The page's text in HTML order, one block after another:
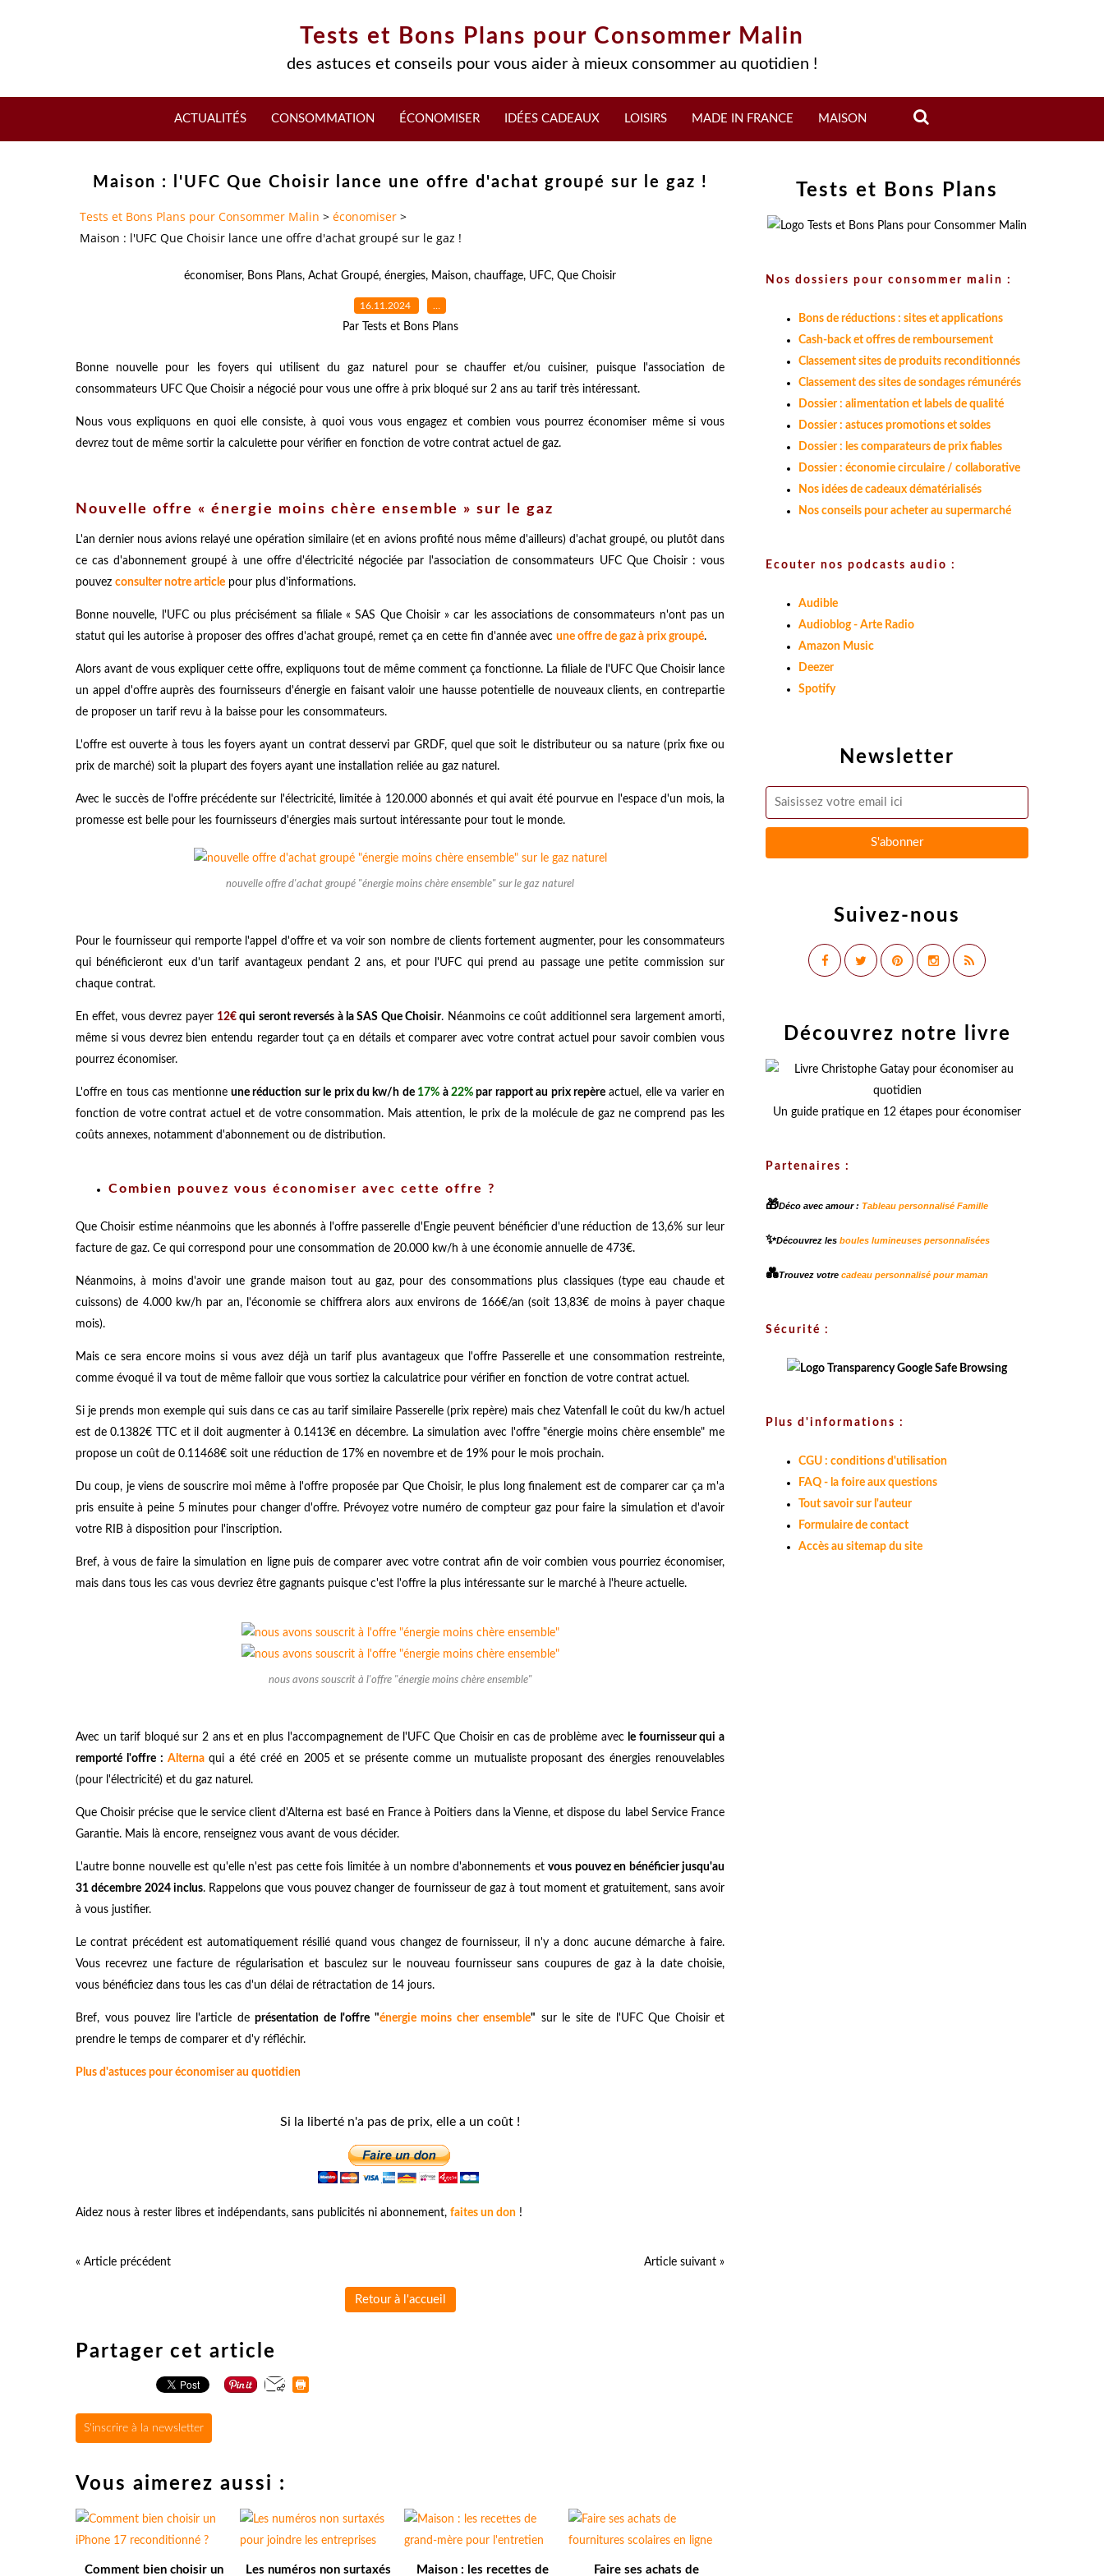
Tests et Bons Plans pour Consommer Malin
des astuces et conseils pour vous aider à mieux consommer au quotidien !
ACTUALITÉS CONSOMMATION ÉCONOMISER IDÉES CADEAUX LOISIRS MADE IN FRANCE MAISON
Maison : l'UFC Que Choisir lance une offre d'achat groupé sur le gaz !
Tests et Bons Plans pour Consommer Malin > économiser >
Maison : l'UFC Que Choisir lance une offre d'achat groupé sur le gaz !
économiser, Bons Plans, Achat Groupé, énergies, Maison, chauffage, UFC, Que Choisir
16.11.2024 …
Par Tests et Bons Plans
Bonne nouvelle pour les foyers qui utilisent du gaz naturel pour se chauffer et/ou cuisiner, puisque l'association de
consommateurs UFC Que Choisir a négocié pour vous une offre à prix bloqué sur 2 ans au tarif très intéressant.
Nous vous expliquons en quoi elle consiste, à quoi vous vous engagez et combien vous pourrez économiser même si vous
devrez tout de même sortir la calculette pour vérifier en fonction de votre contrat actuel de gaz.
Nouvelle offre « énergie moins chère ensemble » sur le gaz
L'an dernier nous avions relayé une opération similaire (et en avions profité nous même d'ailleurs) d'achat groupé, ou plutôt dans
ce cas d'abonnement groupé à une offre d'électricité négociée par l'association de consommateurs UFC Que Choisir : vous
pouvez consulter notre article pour plus d'informations.
Bonne nouvelle, l'UFC ou plus précisément sa filiale « SAS Que Choisir » car les associations de consommateurs n'ont pas un
statut qui les autorise à proposer des offres d'achat groupé, remet ça en cette fin d'année avec une offre de gaz à prix groupé.
Alors avant de vous expliquer cette offre, expliquons tout de même comment ça fonctionne. La filiale de l'UFC Que Choisir lance
un appel d'offre auprès des fournisseurs d'énergie en faisant valoir une hausse potentielle de nouveaux clients, en contrepartie
de proposer un tarif revu à la baisse pour les consommateurs.
L'offre est ouverte à tous les foyers ayant un contrat desservi par GRDF, quel que soit le distributeur ou sa nature (prix fixe ou
prix de marché) soit la plupart des foyers ayant une installation reliée au gaz naturel.
Avec le succès de l'offre précédente sur l'électricité, limitée à 120.000 abonnés et qui avait été pourvue en l'espace d'un mois, la
promesse est belle pour les fournisseurs d'énergies mais surtout intéressante pour tout le monde.
nouvelle offre d'achat groupé "énergie moins chère ensemble" sur le gaz naturel
Pour le fournisseur qui remporte l'appel d'offre et va voir son nombre de clients fortement augmenter, pour les consommateurs
qui bénéficieront eux d'un tarif avantageux pendant 2 ans, et pour l'UFC qui prend au passage une petite commission sur
chaque contrat.
En effet, vous devrez payer 12€ qui seront reversés à la SAS Que Choisir. Néanmoins ce coût additionnel sera largement amorti,
même si vous devrez bien entendu regarder tout ça en détails et comparer avec votre contrat actuel pour savoir combien vous
pourrez économiser.
L'offre en tous cas mentionne une réduction sur le prix du kw/h de 17% à22% par rapport au prix repère actuel, elle va varier en
fonction de votre contrat actuel et de votre consommation. Mais attention, le prix de la molécule de gaz ne comprend pas les
coûts annexes, notamment d'abonnement ou de distribution.
Combien pouvez vous économiser avec cette offre ?
Que Choisir estime néanmoins que les abonnés à l'offre passerelle d'Engie peuvent bénéficier d'une réduction de 13,6% sur leur
facture de gaz. Ce qui correspond pour une consommation de 20.000 kw/h à une économie annuelle de 473€.
Néanmoins, à moins d'avoir une grande maison tout au gaz, pour des consommations plus classiques (type eau chaude et
cuissons) de 4.000 kw/h par an, l'économie se chiffrera alors aux environs de 166€/an (soit 13,83€ de moins à payer chaque
mois).
Mais ce sera encore moins si vous avez déjà un tarif plus avantageux que l'offre Passerelle et une consommation restreinte,
comme évoqué il va tout de même falloir que vous sortiez la calculatrice pour vérifier en fonction de votre contrat actuel.
Si je prends mon exemple qui suis dans ce cas au tarif similaire Passerelle (prix repère) mais chez Vatenfall le coût du kw/h actuel
est de 0.1382€ TTC et il doit augmenter à 0.1413€ en décembre. La simulation avec l'offre "énergie moins chère ensemble" me
propose un coût de 0.11468€ soit une réduction de 17% en novembre et de 19% pour le mois prochain.
Du coup, je viens de souscrire moi même à l'offre proposée par Que Choisir, le plus long finalement est de comparer car ça m'a
pris ensuite à peine 5 minutes pour changer d'offre. Prévoyez votre numéro de compteur gaz pour faire la simulation et d'avoir
votre RIB à disposition pour l'inscription.
Bref, à vous de faire la simulation en ligne puis de comparer avec votre contrat afin de voir combien vous pourriez économiser,
mais dans tous les cas vous devriez être gagnants puisque c'est l'offre la plus intéressante sur le marché à l'heure actuelle.
nous avons souscrit à l'offre "énergie moins chère ensemble"
Avec un tarif bloqué sur 2 ans et en plus l'accompagnement de l'UFC Que Choisir en cas de problème avec le fournisseur qui a
remporté l'offre : Alternaqui a été créé en 2005 et se présente comme un mutualiste proposant des énergies renouvelables
(pour l'électricité) et du gaz naturel.
Que Choisir précise que le service client d'Alterna est basé en France à Poitiers dans la Vienne, et dispose du label Service France
Garantie. Mais là encore, renseignez vous avant de vous décider.
L'autre bonne nouvelle est qu'elle n'est pas cette fois limitée à un nombre d'abonnements etvous pouvez en bénéficier jusqu'au
31 décembre 2024 inclus. Rappelons que vous pouvez changer de fournisseur de gaz à tout moment et gratuitement, sans avoir
à vous justifier.
Le contrat précédent est automatiquement résilié quand vous changez de fournisseur, il n'y a donc aucune démarche à faire.
Vous recevrez une facture de régularisation et basculez sur le nouveau fournisseur sans coupures de gaz à la date choisie,
vous bénéficiez dans tous les cas d'un délai de rétractation de 14 jours.
Bref, vous pouvez lire l'article de présentation de l'offre "énergie moins cher ensemble" sur le site de l'UFC Que Choisir et
prendre le temps de comparer et d'y réfléchir.
Plus d'astuces pour économiser au quotidien
Si la liberté n'a pas de prix, elle a un coût !
Aidez nous à rester libres et indépendants, sans publicités ni abonnement, faites un don !
« Article précédent Article suivant »
Retour à l'accueil
Partager cet article
S'inscrire à la newsletter
Vous aimerez aussi :
Comment bien choisir un Les numéros non surtaxés Maison : les recettes de Faire ses achats de
Newsletter
Suivez-nous
Tests et Bons Plans
Nos dossiers pour consommer malin :
Bons de réductions : sites et applications
Cash-back et offres de remboursement
Classement sites de produits reconditionnés
Classement des sites de sondages rémunérés
Dossier : alimentation et labels de qualité
Dossier : astuces promotions et soldes
Dossier : les comparateurs de prix fiables
Dossier : économie circulaire / collaborative
Nos idées de cadeaux dématérialisés
Nos conseils pour acheter au supermarché
Ecouter nos podcasts audio :
Audible
Audioblog - Arte Radio
Amazon Music
Deezer
Spotify
Découvrez notre livre
Un guide pratique en 12 étapes pour économiser
Partenaires :
🎁Déco avec amour : Tableau personnalisé Famille
✨Découvrez les boules lumineuses personnalisées
💑Trouvez votre cadeau personnalisé pour maman
Sécurité :
Plus d'informations :
CGU : conditions d'utilisation
FAQ - la foire aux questions
Tout savoir sur l'auteur
Formulaire de contact
Accès au sitemap du site